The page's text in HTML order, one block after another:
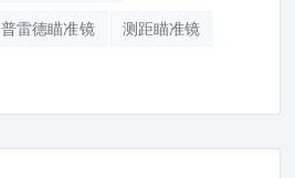
普雷德瞄准镜 测距瞄准镜